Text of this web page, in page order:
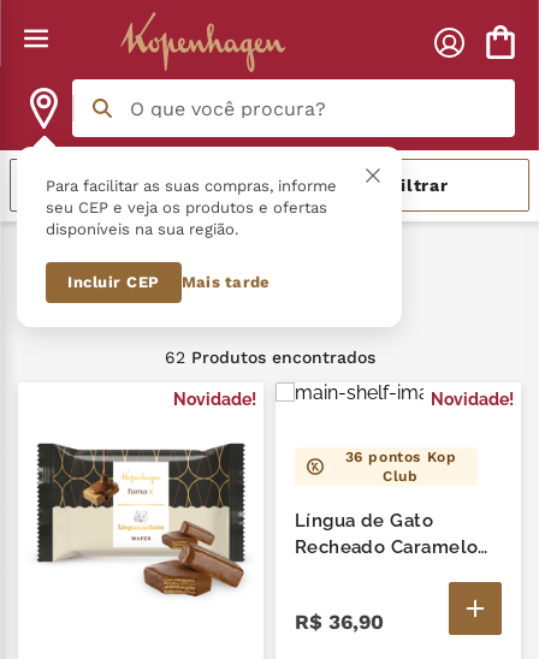
Para facilitar as suas compras, informe
seu CEP e veja os produtos e ofertas
disponíveis na sua região.
Incluir CEP Mais tarde
O que você procura?
Mais vendidos Filtrar
Clássicos
62 Produtos
Novidade! Novidade!
36 pontos Kop
Club
Língua de Gato
Recheado Caramelo
R$ 36,90
Termos mais buscados
trufa
nhá benta kopenhagen
zero lactose